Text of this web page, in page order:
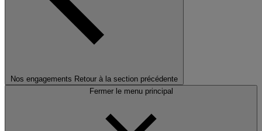
Nos engagements Retour à la section précédente
Fermer le menu principal